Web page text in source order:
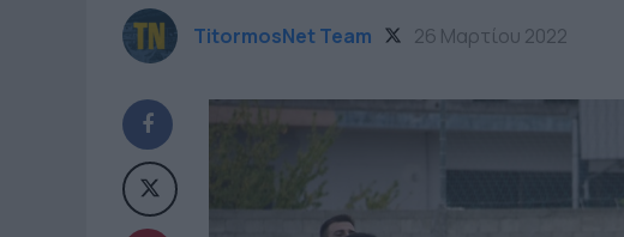
TitormosNet Team 26 Μαρτίου 2022